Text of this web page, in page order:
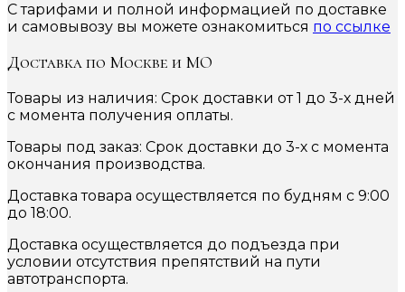
С тарифами и полной информацией по доставке
и самовывозу вы можете ознакомиться по ссылке
Доставка по Москве и МО
Товары из наличия: Срок доставки от 1 до 3-х дней
с момента получения оплаты.
Товары под заказ: Срок доставки до 3-х с момента
окончания производства.
Доставка товара осуществляется по будням с 9:00
до 18:00.
Доставка осуществляется до подъезда при
условии отсутствия препятствий на пути
автотранспорта.